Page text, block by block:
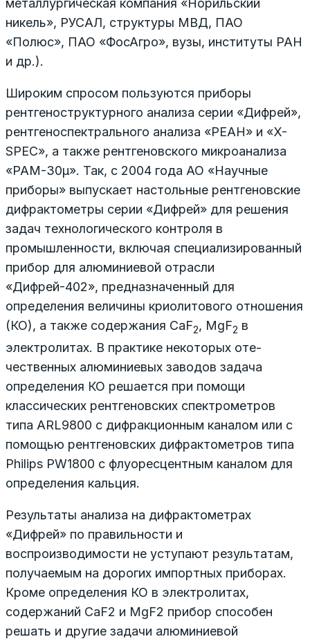
металлургическая компания «Норильский
никель», РУСАЛ, структуры МВД, ПАО
«Полюс», ПАО «ФосАгро», вузы, институты РАН
и др.).
Широким спросом пользуются приборы
рентгеноструктурного анализа серии «Дифрей»,
рентгеноспектрального анализа «РЕАН» и «X-
SPEC», а также рентгеновского микроанализа
«РАМ-30µ». Так, с 2004 года АО «Научные
приборы» выпускает настольные рентгеновские
дифрактометры серии «Дифрей» для решения
задач технологического контроля в
промышленности, включая специализированный
прибор для алюминиевой отрасли
«Дифрей-402», предназначенный для
определения величины криолитового отношения
(КО), а также содержания СаF2, MgF2 в
электролитах. В практике некоторых оте­
чественных алюминиевых заводов задача
определения КО решается при помощи
классических рентгеновских спектрометров
типа ARL9800 с дифракционным каналом или с
помощью рентгеновских дифрактометров типа
Philips PW1800 с флуоресцентным каналом для
определения кальция.
Результаты анализа на дифрактометрах
«Дифрей» по правильности и
воспроизводимости не уступают результатам,
получаемым на дорогих импортных приборах.
Кроме определения КО в электролитах,
содержаний СаF2 и MgF2 прибор способен
решать и другие задачи алюми­ниевой